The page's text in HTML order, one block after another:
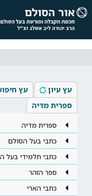
עץ עיון עץ
ספרית מדיה
ספרית מדיה
כתבי בעל הסולם
כתבי תלמידי בעל
ספר הזהר
כתבי הארי